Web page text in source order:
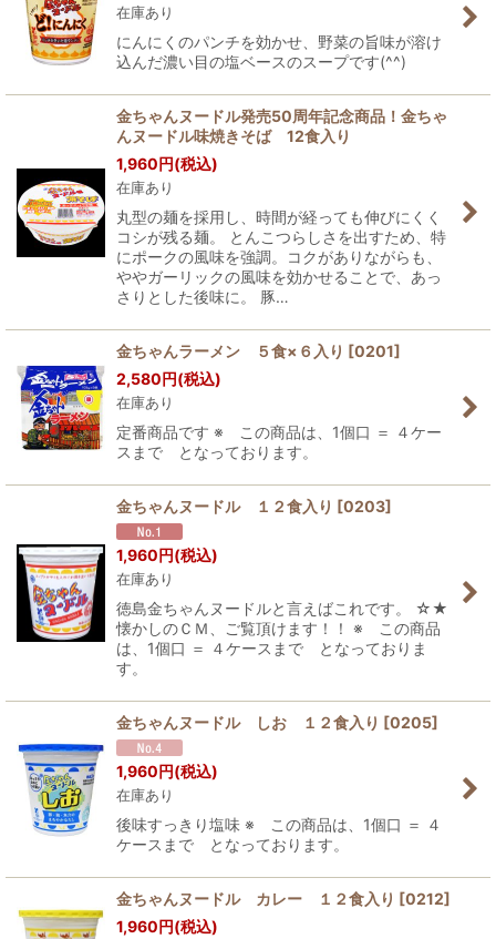
在庫あり
にんにくのパンチを効かせ、野菜の旨味が溶け
込んだ濃い目の塩ベースのスープです(^^)
金ちゃんヌードル発売50周年記念商品！金ちゃ
んヌードル味焼きそば 12食入り
1,960円(税込)
在庫あり
丸型の麺を採用し、時間が経っても伸びにくく
コシが残る麺。 とんこつらしさを出すため、特
にポークの風味を強調。コクがありながらも、
ややガーリックの風味を効かせることで、あっ
さりとした後味に。 豚…
金ちゃんラーメン ５食×６入り [0201]
2,580円(税込)
在庫あり
定番商品です ※ この商品は、1個口 ＝ ４ケー
スまで となっております。
金ちゃんヌードル １２食入り [0203]
1,960円(税込)
在庫あり
徳島金ちゃんヌードルと言えばこれです。 ☆★
懐かしのＣＭ、ご覧頂けます！！ ※ この商品
は、1個口 ＝ ４ケースまで となっておりま
す。
金ちゃんヌードル しお １２食入り [0205]
1,960円(税込)
在庫あり
後味すっきり塩味 ※ この商品は、1個口 ＝ ４
ケースまで となっております。
金ちゃんヌードル カレー １２食入り [0212]
1,960円(税込)